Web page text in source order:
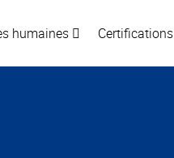
humaines Certifications